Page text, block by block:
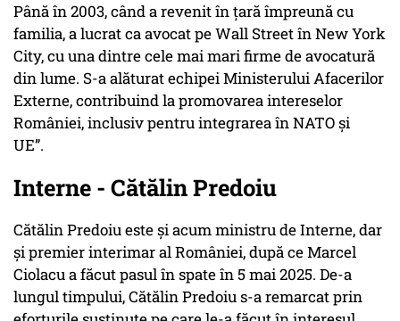
Până în 2003, când a revenit în țară împreună cu
familia, a lucrat ca avocat pe Wall Street în New York
City, cu una dintre cele mai mari firme de avocatură
din lume. S-a alăturat echipei Ministerului Afacerilor
Externe, contribuind la promovarea intereselor
României, inclusiv pentru integrarea în NATO și
UE”.
Interne - Cătălin Predoiu
Cătălin Predoiu este și acum ministru de Interne, dar
și premier interimar al României, după ce Marcel
Ciolacu a făcut pasul în spate în 5 mai 2025. De-a
lungul timpului, Cătălin Predoiu s-a remarcat prin